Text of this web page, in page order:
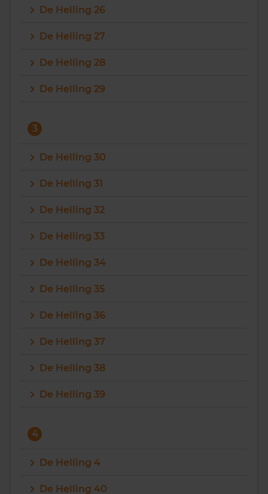
De Helling 26
De Helling 27
De Helling 28
De Helling 29
3
De Helling 30
De Helling 31
De Helling 32
De Helling 33
De Helling 34
De Helling 35
De Helling 36
De Helling 37
De Helling 38
De Helling 39
4
De Helling 4
De Helling 40